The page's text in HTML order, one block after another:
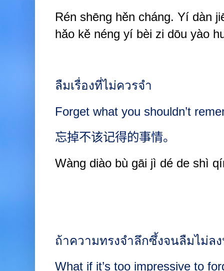
Rén shēng hěn cháng. Yí dàn
hǎo kě néng yí bèi zi dōu yào
ลืมเรื่องที่ไม่ควรจำ
Forget what you shouldn’t
忘掉不该记得的事情。
Wàng diào bù gāi jì dé de shì
ถ้าความทรงจำลึกซึ้งจนลืมไม่ล
What if it’s too impressive to